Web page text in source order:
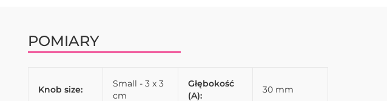
POMIARY
Knob size:
Small - 3 x 3
cm
Głębokość
(A):
30 mm